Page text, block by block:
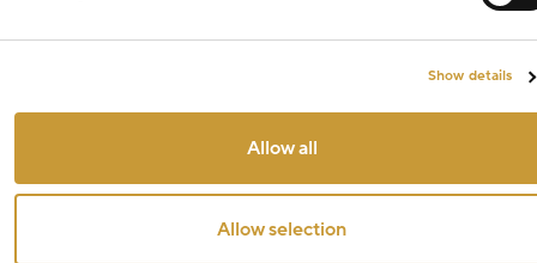
Show details
Allow all
Allow selection